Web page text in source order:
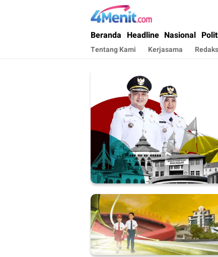
4menit.com
Mengungkap Kisah, Setiap Hari
Beranda Headline Nasional
Tentang Kami Kerjasama